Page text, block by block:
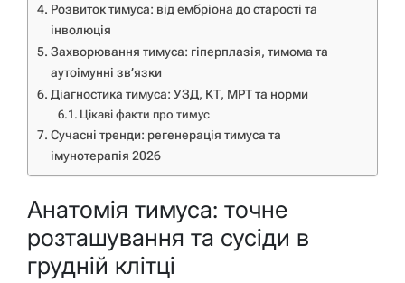
Розвиток тимуса: від ембріона до старості та
інволюція
Захворювання тимуса: гіперплазія, тимома та
аутоімунні зв’язки
Діагностика тимуса: УЗД, КТ, МРТ та норми
Цікаві факти про тимус
Сучасні тренди: регенерація тимуса та
імунотерапія 2026
Анатомія тимуса: точне
розташування та сусіди в
грудній клітці